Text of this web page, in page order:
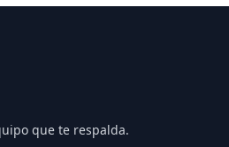
que te respalda.